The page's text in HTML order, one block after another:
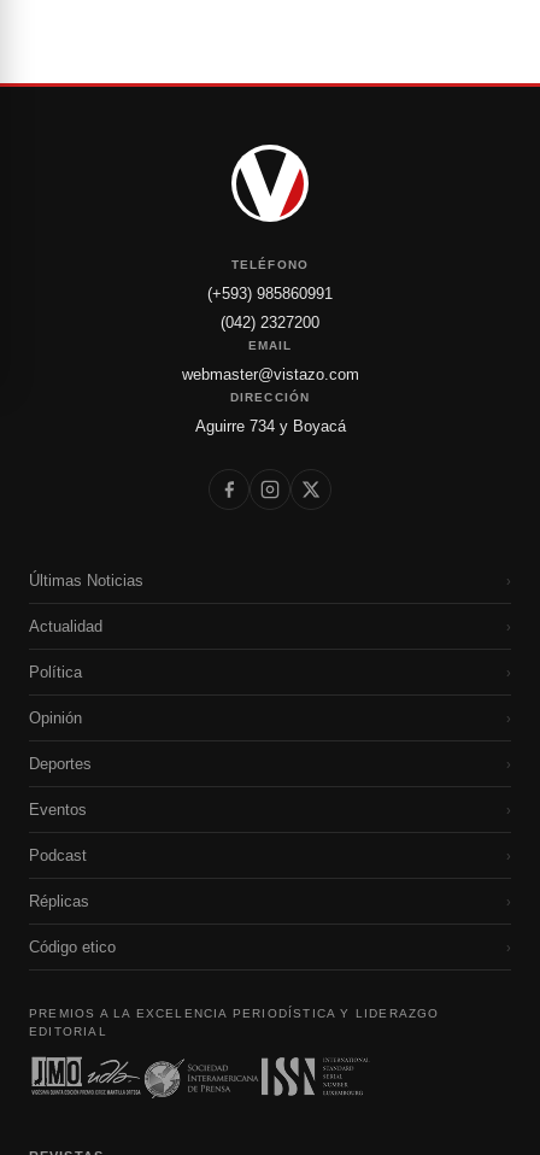
TELÉFONO
(+593) 985860991
(042) 2327200
EMAIL
webmaster@vistazo.com
DIRECCIÓN
Aguirre 734 y Boyacá
Últimas Noticias ›
Actualidad ›
Política ›
Opinión ›
Deportes ›
Eventos ›
Podcast ›
Réplicas ›
Código etico ›
PREMIOS A LA EXCELENCIA PERIODÍSTICA Y LIDERAZGO
EDITORIAL